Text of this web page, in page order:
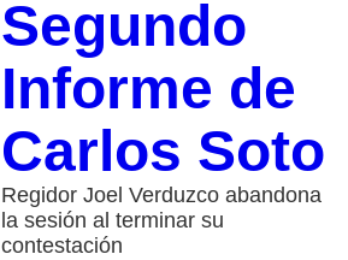
Segundo
Informe de
Carlos Soto
Regidor Joel Verduzco abandona
la sesión al terminar su
contestación